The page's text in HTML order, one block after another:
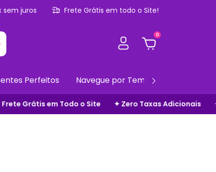
sem juros Frete Grátis em todo o Site!
0
Perfeitos Navegue por Temas
Taxas Adicionais ✦ Parcele em até 5x s/ juros ✦